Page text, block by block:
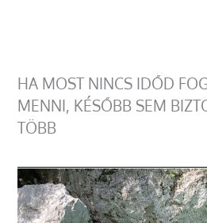
HA MOST NINCS IDŐD
MENNI, KÉSŐBB SEM
TÖBB